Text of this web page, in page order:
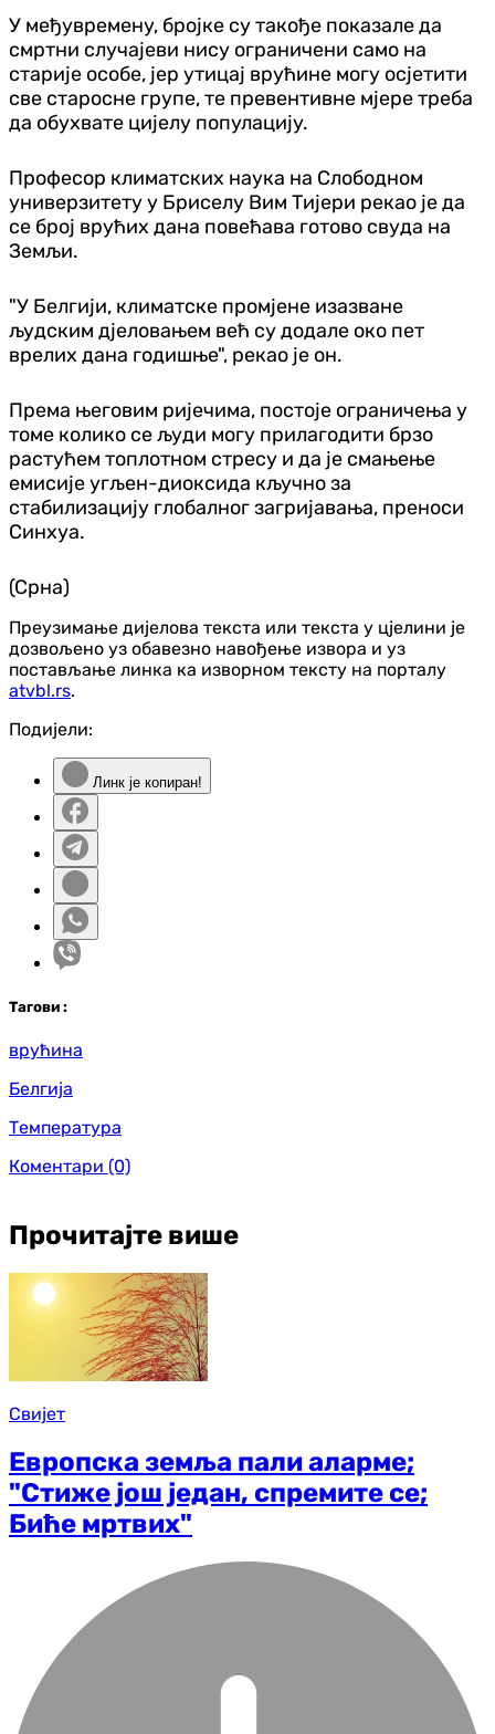
У међувремену, бројке су такође показале да
смртни случајеви нису ограничени само на
старије особе, јер утицај врућине могу осјетити
све старосне групе, те превентивне мјере треба
да обухвате цијелу популацију.
Професор климатских наука на Слободном
универзитету у Бриселу Вим Тијери рекао је да
се број врућих дана повећава готово свуда на
Земљи.
"У Белгији, климатске промјене изазване
људским дјеловањем већ су додале око пет
врелих дана годишње", рекао је он.
Према његовим ријечима, постоје ограничења у
томе колико се људи могу прилагодити брзо
растућем топлотном стресу и да је смањење
емисије угљен-диоксида кључно за
стабилизацију глобалног загријавања, преноси
Синхуа.
(Срна)
Преузимање дијелова текста или текста у цјелини је
дозвољено уз обавезно навођење извора и уз
постављање линка ка изворном тексту на порталу
atvbl.rs.
Подијели:
Линк је копиран!
Тагови :
врућина
Белгија
Температура
Коментари (0)
Прочитајте више
Свијет
Европска земља пали аларме;
"Стиже још један, спремите се;
Биће мртвих"